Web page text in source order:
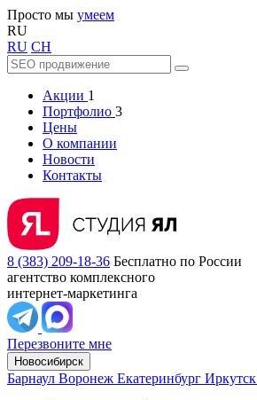
Просто мы умеем
RU
RU CH
Акции 1
Портфолио 3
Цены
О компании
Новости
Контакты
8 (383) 209-18-36 Бесплатно по России
агентство комплексного
интернет-маркетинга
Перезвоните мне
Новосибирск
Барнаул Воронеж Екатеринбург Иркутск